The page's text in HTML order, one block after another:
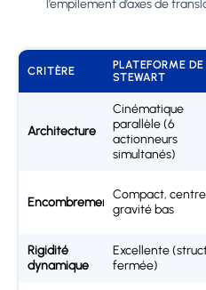
l’empilement d’axes de
CRITÈRE
PLATEFORME DE
STEWART
Architecture
Cinématique
parallèle (6
actionneurs
simultanés)
Encombrement
Compact,
gravité bas
Rigidité
dynamique
Excellente
fermée)